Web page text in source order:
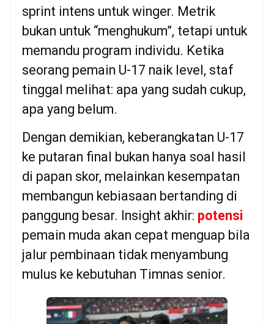
sprint intens untuk winger. Metrik
bukan untuk “menghukum”, tetapi untuk
memandu program individu. Ketika
seorang pemain U-17 naik level, staf
tinggal melihat: apa yang sudah cukup,
apa yang belum.
Dengan demikian, keberangkatan U-17
ke putaran final bukan hanya soal hasil
di papan skor, melainkan kesempatan
membangun kebiasaan bertanding di
panggung besar. Insight akhir: potensi
pemain muda akan cepat menguap bila
jalur pembinaan tidak menyambung
mulus ke kebutuhan Timnas senior.